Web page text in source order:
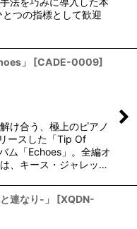
つの指標として歓迎
」 [CADE-0009]
け合う、極上のピアノ
ースした「Tip Of
ム「Echoes」。全編オ
、キース・ジャレッ…
連なり-」 [XQDN-